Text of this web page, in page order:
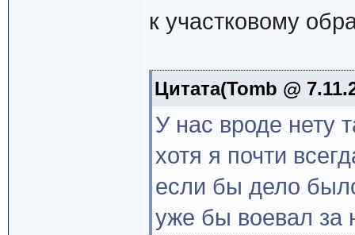
к участковому
Цитата(Tomb @
У нас вроде нету
хотя я почти
если бы дело
уже бы воевал за